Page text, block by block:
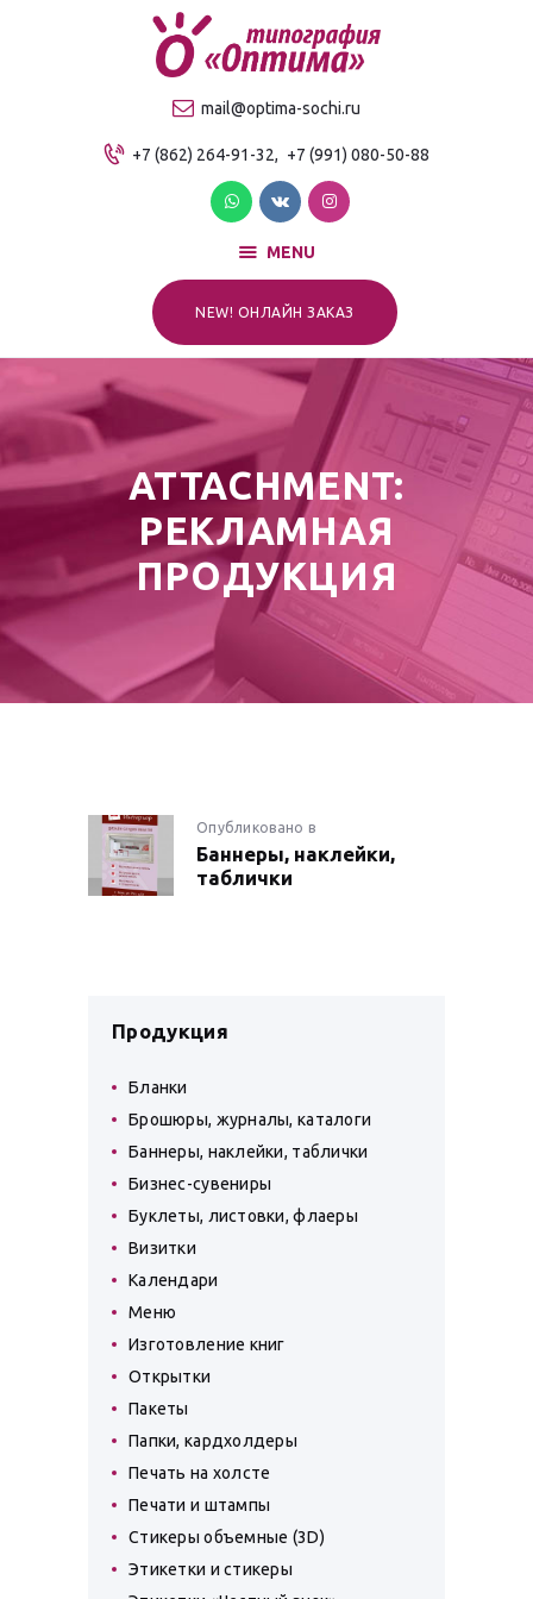
mail@optima-sochi.ru
+7 (862) 264-91-32, +7 (991) 080-50-88
MENU
NEW! ОНЛАЙН ЗАКАЗ
ATTACHMENT:
РЕКЛАМНАЯ
ПРОДУКЦИЯ
Качественная типография в Сочи
О компании
Продукция
Услуги
Прайс-лист
Для клиентов
НАВИГАЦИЯ
ПО
Опубликовано вПредыдущая
запись:
Баннеры, наклейки,
таблички
Продукция
Бланки
Брошюры, журналы, каталоги
Баннеры, наклейки, таблички
Бизнес-сувениры
Буклеты, листовки, флаеры
Визитки
Календари
Меню
Изготовление книг
Открытки
Пакеты
Папки, кардхолдеры
Печать на холсте
Печати и штампы
Стикеры объемные (3D)
Этикетки и стикеры